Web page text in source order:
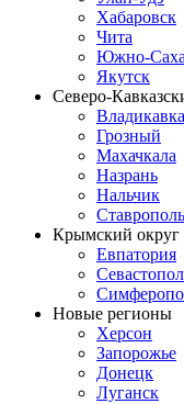
Хабаровск
Чита
Южно-
Якутск
Северо-
Грозный
Махачкала
Назрань
Нальчик
Ставрополь
Крымский округ
Евпатория
Новые регионы
Херсон
Запорожье
Донецк
Луганск